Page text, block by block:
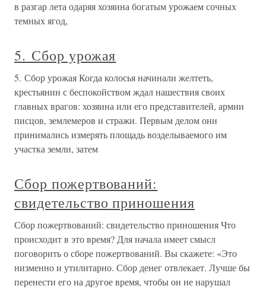
в разгар лета одаряя хозяина богатым урожаем сочных
темных ягод,
5. Сбор урожая
5. Сбор урожая Когда колосья начинали желтеть,
крестьянин с беспокойством ждал нашествия своих
главных врагов: хозяина или его представителей, армии
писцов, землемеров и стражи. Первым делом они
принимались измерять площадь возделываемого им
участка земли, затем
Сбор пожертвований:
свидетельство приношения
Сбор пожертвований: свидетельство приношения Что
происходит в это время? Для начала имеет смысл
поговорить о сборе пожертвований. Вы скажете: «Это
низменно и утилитарно. Сбор денег отвлекает. Лучше бы
перенести его на другое время, чтобы он не нарушал